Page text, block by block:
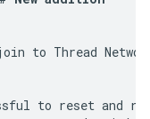
to Thread
to reset and